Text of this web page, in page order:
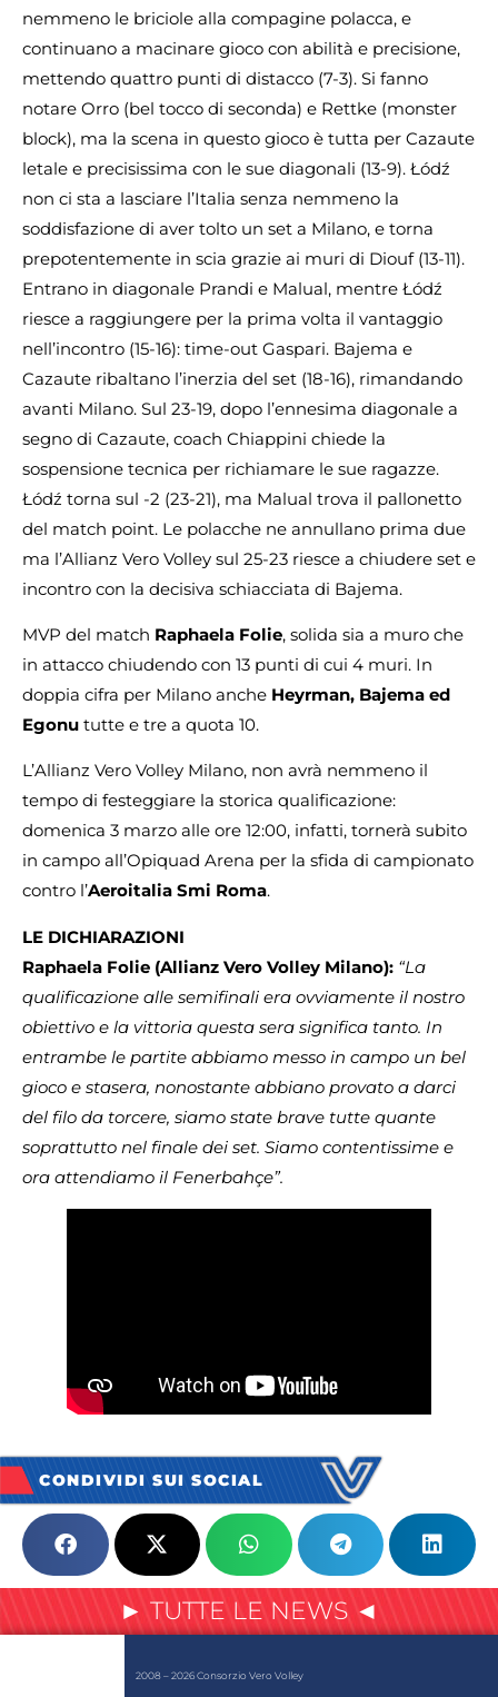
nemmeno le briciole alla compagine polacca, e
continuano a macinare gioco con abilità e precisione,
mettendo quattro punti di distacco (7-3). Si fanno
notare Orro (bel tocco di seconda) e Rettke (monster
block), ma la scena in questo gioco è tutta per Cazaute
letale e precisissima con le sue diagonali (13-9). Łódź
non ci sta a lasciare l’Italia senza nemmeno la
soddisfazione di aver tolto un set a Milano, e torna
prepotentemente in scia grazie ai muri di Diouf (13-11).
Entrano in diagonale Prandi e Malual, mentre Łódź
riesce a raggiungere per la prima volta il vantaggio
nell’incontro (15-16): time-out Gaspari. Bajema e
Cazaute ribaltano l’inerzia del set (18-16), rimandando
avanti Milano. Sul 23-19, dopo l’ennesima diagonale a
segno di Cazaute, coach Chiappini chiede la
sospensione tecnica per richiamare le sue ragazze.
Łódź torna sul -2 (23-21), ma Malual trova il pallonetto
del match point. Le polacche ne annullano prima due
ma l’Allianz Vero Volley sul 25-23 riesce a chiudere set e
incontro con la decisiva schiacciata di Bajema.
MVP del match Raphaela Folie, solida sia a muro che
in attacco chiudendo con 13 punti di cui 4 muri. In
doppia cifra per Milano anche Heyrman, Bajema ed
Egonu tutte e tre a quota 10.
L’Allianz Vero Volley Milano, non avrà nemmeno il
tempo di festeggiare la storica qualificazione:
domenica 3 marzo alle ore 12:00, infatti, tornerà subito
in campo all’Opiquad Arena per la sfida di campionato
contro l’Aeroitalia Smi Roma.
LE DICHIARAZIONI
Raphaela Folie (Allianz Vero Volley Milano): “La
qualificazione alle semifinali era ovviamente il nostro
obiettivo e la vittoria questa sera significa tanto. In
entrambe le partite abbiamo messo in campo un bel
gioco e stasera, nonostante abbiano provato a darci
del filo da torcere, siamo state brave tutte quante
soprattutto nel finale dei set. Siamo contentissime e
ora attendiamo il Fenerbahçe”.
CONDIVIDI SUI SOCIAL
► TUTTE LE NEWS ◄
2008 – 2026 Consorzio Vero Volley